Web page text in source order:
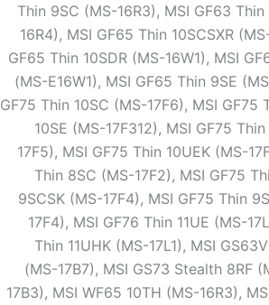
Thin 9SC (MS-16R3), MSI GF63
16R4), MSI GF65 Thin 10SCSXR
GF65 Thin 10SDR (MS-16W1), MSI
(MS-E16W1), MSI GF65 Thin 9SE
GF75 Thin 10SC (MS-17F6), MSI GF75
10SE (MS-17F312), MSI GF75
17F5), MSI GF75 Thin 10UEK (MS-
Thin 8SC (MS-17F2), MSI GF75
9SCSK (MS-17F4), MSI GF75 Thin
17F4), MSI GF76 Thin 11UE (MS-
Thin 11UHK (MS-17L1), MSI
(MS-17B7), MSI GS73 Stealth 8RF
17B3), MSI WF65 10TH (MS-16R3),